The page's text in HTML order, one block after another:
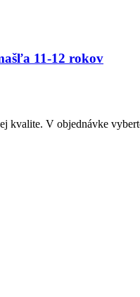
11-12 rokov
kvalite. V objednávke